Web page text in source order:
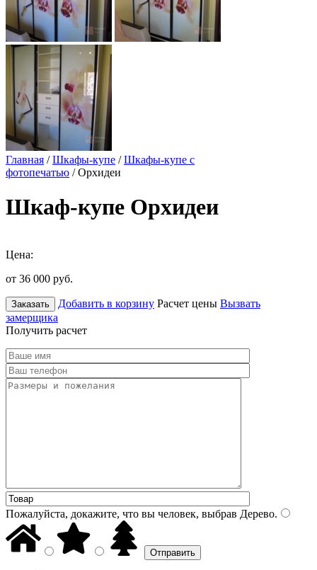
Главная /Шкафы-купе /Шкафы-купе с
фотопечатью / Орхидеи
Шкаф-купе Орхидеи
Цена:
от 36 000 руб.
Заказать Добавить в корзину Расчет цены Вызвать
замерщика
Получить расчет
Пожалуйста, докажите, что вы человек, выбрав Дерево.